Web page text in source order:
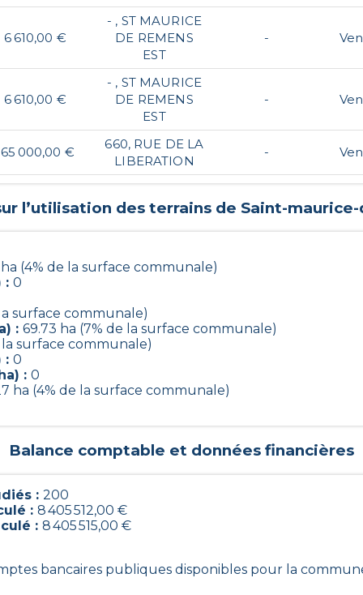
6 610,00 €
- , ST MAURICE
DE REMENS
EST
-
6 610,00 €
- , ST MAURICE
DE REMENS
EST
-
000,00 €
660, RUE DE LA
LIBERATION
-
l’utilisation des terrains de Saint-
ha (4% de la surface communale)
: 0
la surface communale)
: 69.73 ha (7% de la surface communale)
la surface communale)
: 0
: 0
ha (4% de la surface communale)
Balance comptable et données financières
: 200
: 8 405 512,00 €
: 8 405 515,00 €
bancaires publiques disponibles pour la